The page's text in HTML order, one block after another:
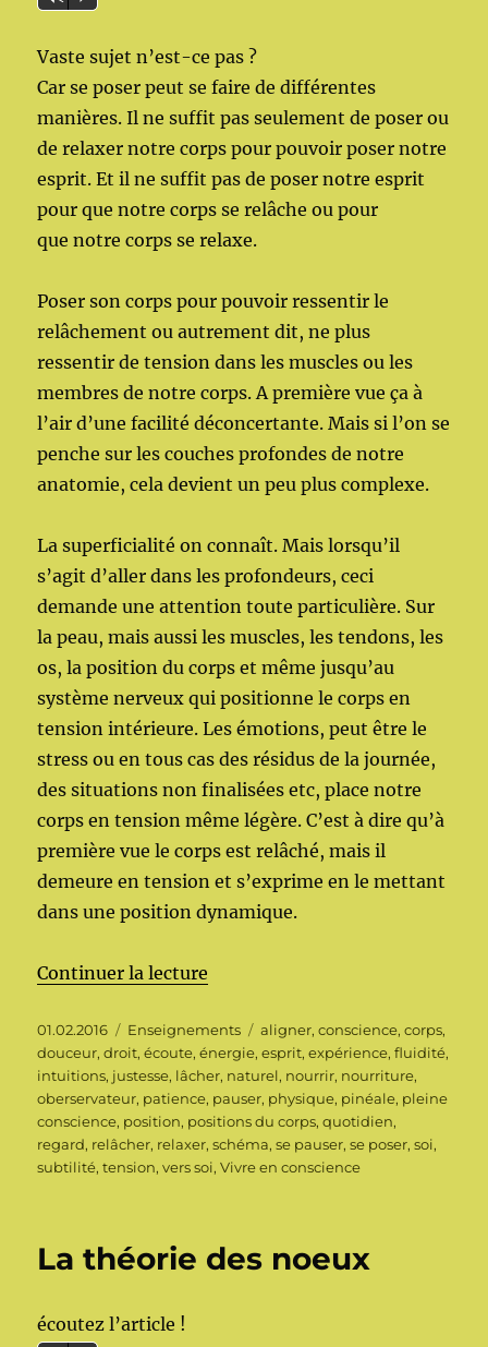
Vaste sujet n’est-ce pas ?
Car se poser peut se faire de différentes
manières. Il ne suffit pas seulement de poser ou
de relaxer notre corps pour pouvoir poser notre
esprit. Et il ne suffit pas de poser notre esprit
pour que notre corps se relâche ou pour
que notre corps se relaxe.
Poser son corps pour pouvoir ressentir le
relâchement ou autrement dit, ne plus
ressentir de tension dans les muscles ou les
membres de notre corps. A première vue ça à
l’air d’une facilité déconcertante. Mais si l’on se
penche sur les couches profondes de notre
anatomie, cela devient un peu plus complexe.
La superficialité on connaît. Mais lorsqu’il
s’agit d’aller dans les profondeurs, ceci
demande une attention toute particulière. Sur
la peau, mais aussi les muscles, les tendons, les
os, la position du corps et même jusqu’au
système nerveux qui positionne le corps en
tension intérieure. Les émotions, peut être le
stress ou en tous cas des résidus de la journée,
des situations non finalisées etc, place notre
corps en tension même légère. C’est à dire qu’à
première vue le corps est relâché, mais il
demeure en tension et s’exprime en le mettant
dans une position dynamique.
Continuer la lecture
Publié
le
01.02.2016 Catégories
Enseignements Étiquettes
aligner,conscience,corps,
douceur,droit,écoute,énergie,esprit,expérience,fluidité,
intuitions, justesse, lâcher, naturel, nourrir, nourriture,
oberservateur, patience, pauser, physique, pinéale, pleine
conscience, position, positions du corps,quotidien,
regard, relâcher, relaxer,schéma,se pauser,se poser,soi,
subtilité,tension,vers soi,Vivre en conscience
La théorie des noeux
écoutez l’article !